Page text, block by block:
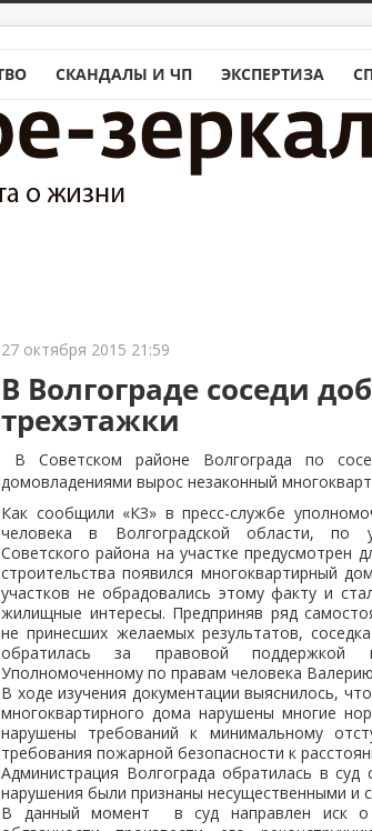
СКАНДАЛЫ И ЧП ЭКСПЕРТИЗА
27 октября 2015 21:59
В Волгограде соседи
трехэтажки
В Советском районе Волгограда по
домовладениями вырос незаконный
Как сообщили «КЗ» в пресс-службе
человека в Волгоградской области, по
Советского района на участке предусмотрен
строительства появился многоквартирный
участков не обрадовались этому факту и
жилищные интересы. Предприняв ряд
не принесших желаемых результатов,
обратилась за правовой поддержкой к
Уполномоченному по правам человека
В ходе изучения документации выяснилось,
многоквартирного дома нарушены многие
нарушены требований к минимальному
требования пожарной безопасности к
Администрация Волгограда обратилась в
нарушения были признаны несущественными и
В данный момент в суд направлен иск о